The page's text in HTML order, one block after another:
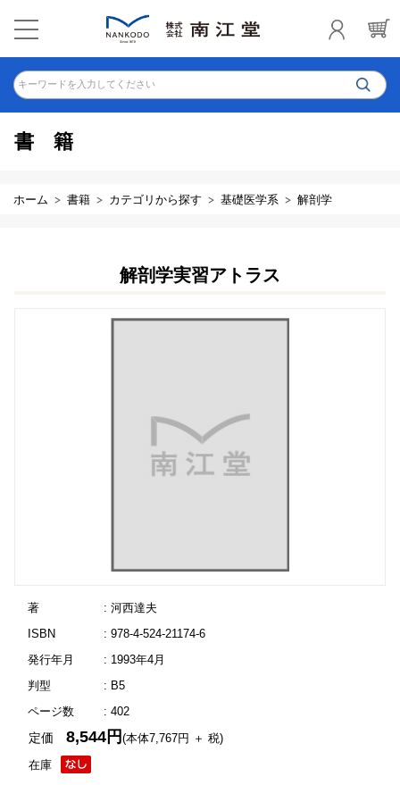
キーワードを入力してください
書籍
ホーム 書籍 カテゴリから探す 基礎医学系 解剖学
解剖学実習アトラス
著
: 河西達夫
ISBN
: 978-4-524-21174-6
発行年月
: 1993年4月
判型
: B5
ページ数
: 402
在庫
定価8,544円(本体7,767円 ＋ 税)